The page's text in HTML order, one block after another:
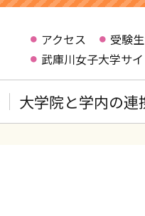
アクセス 受験
武庫川女子大学サ
大学院と学内の連